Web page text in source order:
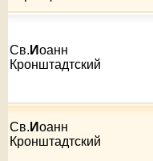
Св. Иоанн
Кронштадтский
Св. Иоанн
Кронштадтский